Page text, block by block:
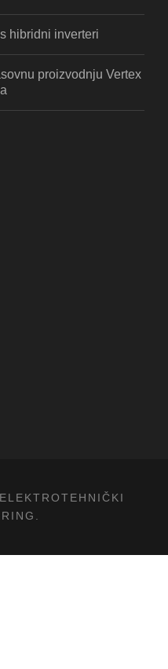
hibridni inverteri
proizvodnju Vertex